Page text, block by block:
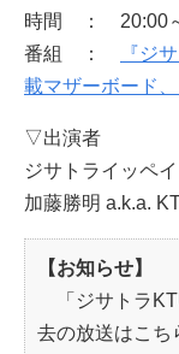
時間 ： 20:00
番組 ：
『ジ
載マザーボード
▽出演者
ジサトライッペ
加藤勝明 a.k.a.
【お知らせ】
「ジサトラ
去の放送はこち